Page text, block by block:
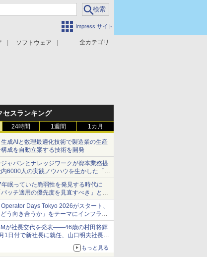
Impress サイト
全カテゴリ
ソフトウェア
セスランキング
24時間 1週間 1カ月
生成AIと数理最適化技術で製造業の生産
成を自動立案する技術を開発
ジャパンとナレッジワークが資本業務提
6000人の実践ノウハウを生かした「AI
for RICOH」を展開へ
眠っていた脆弱性を発見する時代に
ッチ適用の優先度を見直すべき」とセ
ィ専門家
Days Tokyo 2026がスタート、
どう向き合うか」をテーマにインフラ運
を集約
が社長交代を発表――46歳の村田将輝
1日付で新社長に就任、山口明夫社長は
もっと見る